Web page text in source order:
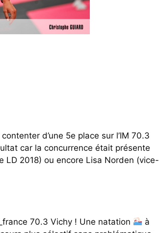
d’une 5e place sur l’IM 70.3
car la concurrence était présente
LD 2018) ou encore Lisa Norden (vice-
70.3 Vichy ! Une natation
à